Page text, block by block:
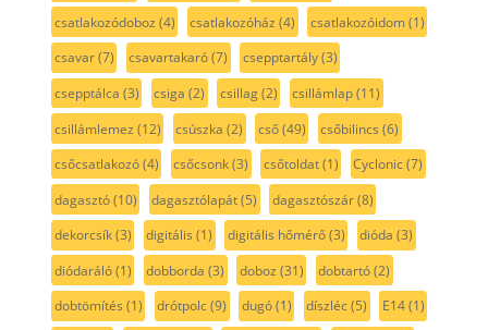
csatlakozódoboz (4) csatlakozóház (4) csatlakozóidom(1)
csavar(7) csavartakaró(7) csepptartály(3)
csepptálca (3) csiga (2) csillag(2) csillámlap(11)
csillámlemez (12) csúszka (2) cső(49) csőbilincs (6)
csőcsatlakozó(4) csőcsonk(3) csőtoldat(1) Cyclonic(7)
dagasztó(10) dagasztólapát(5) dagasztószár(8)
dekorcsík(3) digitális (1) digitális hőmérő(3) dióda (3)
diódaráló(1) dobborda (3) doboz (31) dobtartó(2)
dobtömítés (1) drótpolc(9) dugó(1) díszléc(5) E14(1)